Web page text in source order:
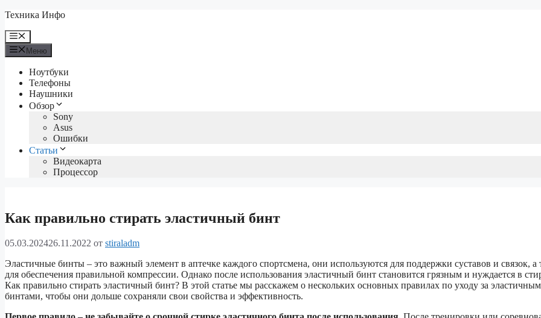
Перейти
содержимому
Техника Инфо
Меню
Меню
Ноутбуки
Телефоны
Наушники
Обзор
Sony
Asus
Ошибки
Статьи
Видеокарта
Процессор
Как правильно стирать эластичный бинт
05.03.202426.11.2022 от stiraladm
Эластичные бинты – это важный элемент в аптечке каждого спортсмена, они используются для поддержки суставов и связок, а
для обеспечения правильной компрессии. Однако после использования эластичный бинт становится грязным и нуждается в
Как правильно стирать эластичный бинт? В этой статье мы расскажем о нескольких основных правилах по уходу за
бинтами, чтобы они дольше сохраняли свои свойства и эффективность.